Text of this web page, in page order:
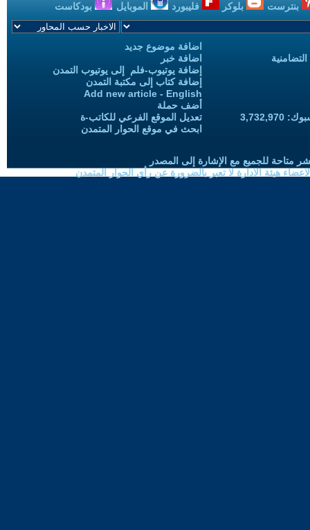
بنترست بلوكر فليبورد الموبايل بودكاست
اضافة موضوع جديد
اضافة خبر
إضافة يوتيوب-فلم إلى يوتيوب التمدن
إضافة كتاب إلى مكتبة التمدن
Add new article - English
أضف حملة
تعديل الموقع الفرعي للكاتب-ة
ابحث في موقع الحوار المتمدن
متاحة للجميع مع الإشارة إلى المصدر
هيئة الادارة لا تعبر بالضرورة عن رأي الحوار المتمدن